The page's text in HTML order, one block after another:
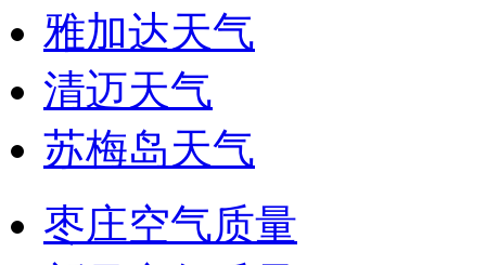
雅加达天气
清迈天气
苏梅岛天气
枣庄空气质量